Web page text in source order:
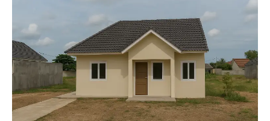
e
b
o
o
k
s
A
p
g
r
a
m
e
a
d
s
t
e
r
e
s
t